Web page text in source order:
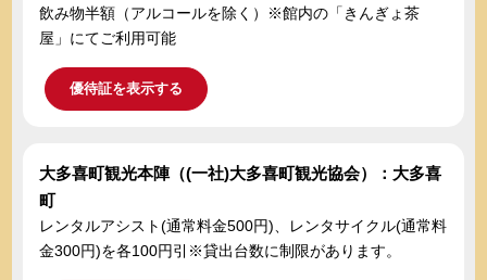
飲み物半額（アルコールを除く）※館内の「きんぎょ茶
屋」にてご利用可能
優待証を表示する
大多喜町観光本陣（(一社)大多喜町観光協会）：大多喜
町
レンタルアシスト(通常料金500円)、レンタサイクル(通常料
金300円)を各100円引※貸出台数に制限があります。